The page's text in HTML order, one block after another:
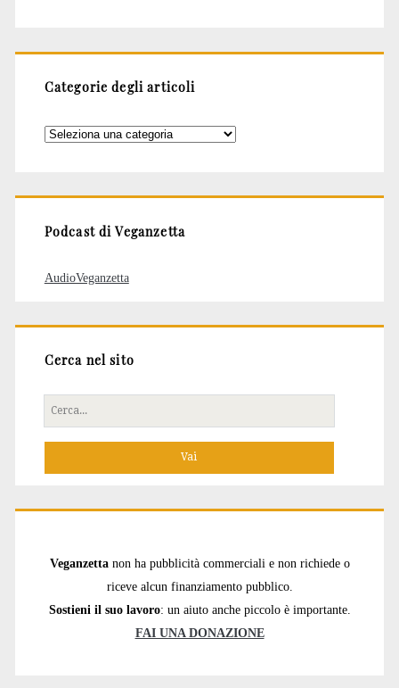
Categorie degli articoli
Categorie
Podcast di Veganzetta
AudioVeganzetta
Cerca nel sito
Cerca
per:
Veganzetta non ha pubblicità commerciali e non richiede o
riceve alcun finanziamento pubblico.
Sostieni il suo lavoro: un aiuto anche piccolo è importante.
FAI UNA DONAZIONE